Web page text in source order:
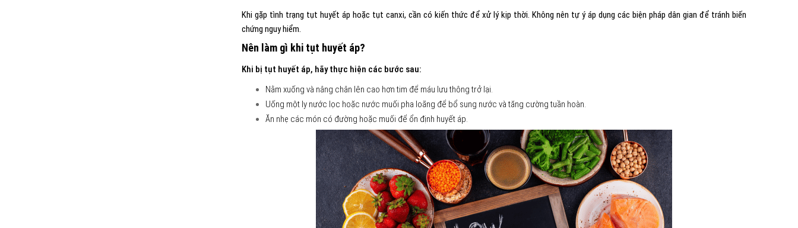
Khi gặp tình trạng tụt huyết áp hoặc tụt canxi, cần có kiến thức để xử lý kịp thời. Không nên tự ý áp dụng các biện pháp dân gian để tránh biến
chứng nguy hiểm.
Nên làm gì khi tụt huyết áp?
Khi bị tụt huyết áp, hãy thực hiện các bước sau:
Nằm xuống và nâng chân lên cao hơn tim để máu lưu thông trở lại.
Uống một ly nước lọc hoặc nước muối pha loãng để bổ sung nước và tăng cường tuần hoàn.
Ăn nhẹ các món có đường hoặc muối để ổn định huyết áp.